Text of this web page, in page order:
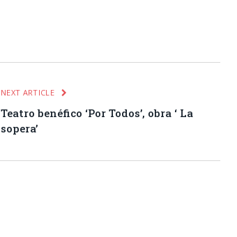
NEXT ARTICLE
Teatro benéfico ‘Por Todos’, obra ‘ La
sopera’